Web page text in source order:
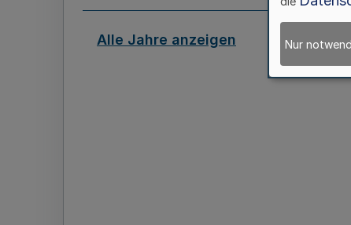
Alle Jahre anzeigen Nur